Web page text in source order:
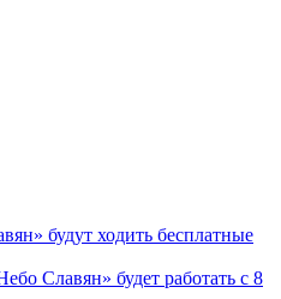
будут ходить бесплатные
Славян» будет работать с 8